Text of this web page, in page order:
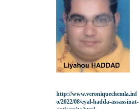
http://www.veroniquechemla.inf
o/2022/08/eyal-hadda-assassinat-